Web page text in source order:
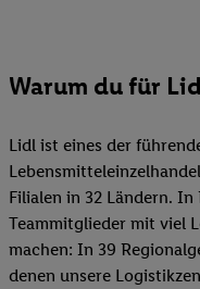
Warum du für
Lidl ist eines der
Filialen in 32 Ländern.
Teammitglieder mit viel
machen: In 39
denen unsere